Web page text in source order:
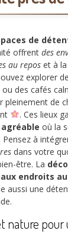
de
offrent des
au repos et à
explorer
ou des cafés
pleinement de
. Ces lieux
où la
Pensez à
dans votre
être. La
endroits
aussi une
nature